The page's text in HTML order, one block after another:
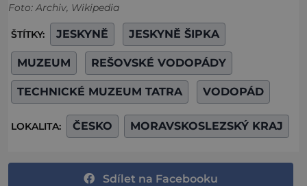
Foto: Archiv, Wikipedia
ŠTÍTKY: JESKYNĚ JESKYNĚ ŠIPKA
MUZEUM REŠOVSKÉ VODOPÁDY
TECHNICKÉ MUZEUM TATRA VODOPÁD
LOKALITA: ČESKO MORAVSKOSLEZSKÝ KRAJ
Sdílet na Facebooku